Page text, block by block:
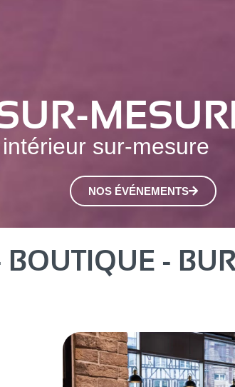
sur-mesure
NOS ÉVÉNEMENTS
-